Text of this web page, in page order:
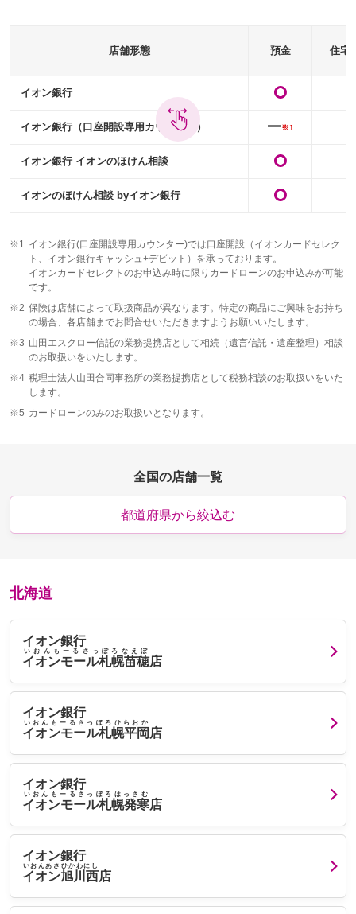
店舗形態 預金 住宅
イオン銀行
イオン銀行（口座開設専用カウンター） ※1
イオン銀行 イオンのほけん相談
イオンのほけん相談 byイオン銀行
※1 イオン銀行(口座開設専用カウンター)では口座開設（イオンカードセレク
ト、イオン銀行キャッシュ+デビット）を承っております。
イオンカードセレクトのお申込み時に限りカードローンのお申込みが可能
です。
※2 保険は店舗によって取扱商品が異なります。特定の商品にご興味をお持ち
の場合、各店舗までお問合せいただきますようお願いいたします。
※3 山田エスクロー信託の業務提携店として相続（遺言信託・遺産整理）相談
のお取扱いをいたします。
※4 税理士法人山田合同事務所の業務提携店として税務相談のお取扱いをいた
します。
※5 カードローンのみのお取扱いとなります。
全国の店舗一覧
都道府県から絞込む
北海道
イオン銀行
イオンモール札幌苗穂
いおんもーるさっぽろなえぼ
店
イオン銀行
イオンモール札幌平岡
いおんもーるさっぽろひらおか
店
イオン銀行
イオンモール札幌発寒
いおんもーるさっぽろはっさむ
店
イオン銀行
イオン旭川西
いおんあさひかわにし
店